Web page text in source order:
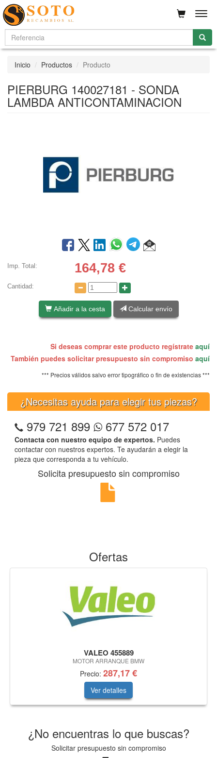
Inicio Productos Producto
PIERBURG 140027181 - SONDA
LAMBDA ANTICONTAMINACION
Imp. Total: 164,78 €
Cantidad:
Añadir a la cesta Calcular envío
Si deseas comprar este producto regístrate aquí
También puedes solicitar presupuesto sin compromiso aquí
*** Precios válidos salvo error tipográfico o fin de existencias ***
¿Necesitas ayuda para elegir tus piezas?
979 721 899 677 572 017
Contacta con nuestro equipo de expertos. Puedes
contactar con nuestros expertos. Te ayudarán a elegir la
pieza que corresponda a tu vehículo.
Solicita presupuesto sin compromiso
Ofertas
VALEO 455889
MOTOR ARRANQUE BMW
Precio: 287,17 €
Ver detalles
¿No encuentras lo que buscas?
Solicitar presupuesto sin compromiso